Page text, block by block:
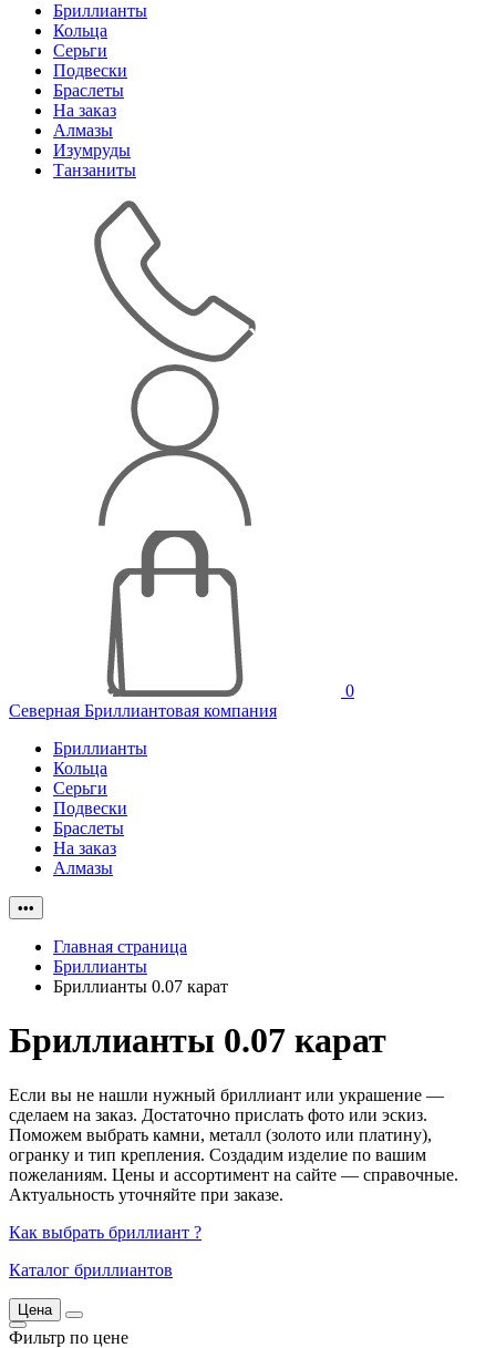
Бриллианты
Кольца
Серьги
Подвески
Браслеты
На заказ
Алмазы
Изумруды
Танзаниты
0
Северная Бриллиантовая компания
Бриллианты
Кольца
Серьги
Подвески
Браслеты
На заказ
Алмазы
•••
Главная страница
Бриллианты
Бриллианты 0.07 карат
Бриллианты 0.07 карат
Если вы не нашли нужный бриллиант или украшение —
сделаем на заказ. Достаточно прислать фото или эскиз.
Поможем выбрать камни, металл (золото или платину),
огранку и тип крепления. Создадим изделие по вашим
пожеланиям. Цены и ассортимент на сайте — справочные.
Актуальность уточняйте при заказе.
Как выбрать бриллиант ?
Каталог бриллиантов
Цена
Фильтр по цене